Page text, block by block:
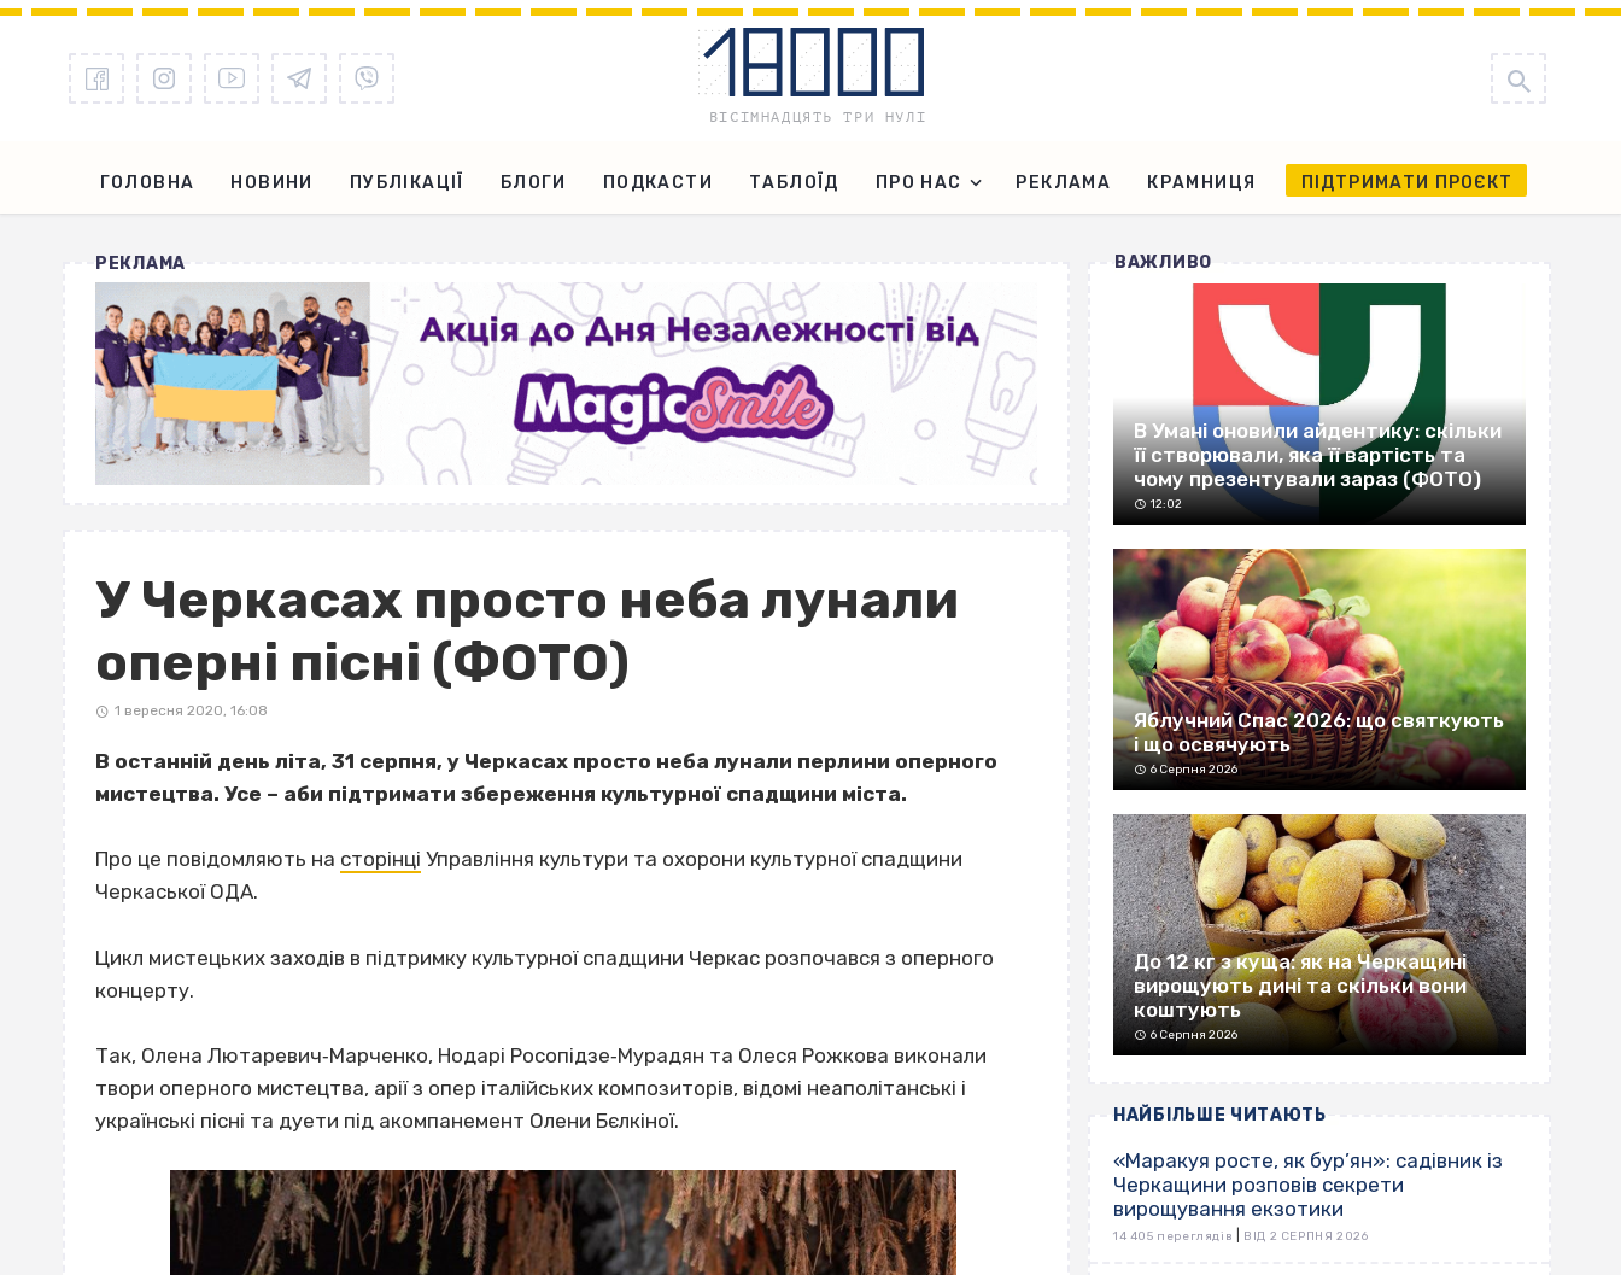
ГОЛОВНА НОВИНИ ПУБЛІКАЦІЇ БЛОГИ ПОДКАСТИ ТАБЛОЇД ПРО НАС РЕКЛАМА КРАМНИЦЯ ПІДТРИМАТИ ПРОЄКТ
РЕКЛАМА
У Черкасах просто неба лунали
оперні пісні (ФОТО)
1 вересня 2020, 16:08
В останній день літа, 31 серпня, у Черкасах просто неба лунали перлини оперного
мистецтва. Усе – аби підтримати збереження культурної спадщини міста.
Про це повідомляють на сторінці Управління культури та охорони культурної спадщини
Черкаської ОДА.
Цикл мистецьких заходів в підтримку культурної спадщини Черкас розпочався з оперного
концерту.
Так, Олена Лютаревич‐Марченко, Нодарі Росопідзе‐Мурадян та Олеся Рожкова виконали
твори оперного мистецтва, арії з опер італійських композиторів, відомі неаполітанські і
українські пісні та дуети під акомпанемент Олени Бєлкіної.
ВАЖЛИВО
В Умані оновили айдентику: скільки
її створювали, яка її вартість та
чому презентували зараз (ФОТО)
12:02
Яблучний Спас 2026: що святкують
і що освячують
6 Серпня 2026
До 12 кг з куща: як на Черкащині
вирощують дині та скільки вони
коштують
6 Серпня 2026
НАЙБІЛЬШЕ ЧИТАЮТЬ
«Маракуя росте, як бур’ян»: садівник із
Черкащини розповів секрети
вирощування екзотики
14 405 переглядів ВІД 2 СЕРПНЯ 2026